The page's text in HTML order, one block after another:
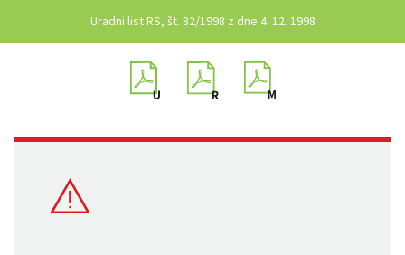
Uradni list RS, št. 82/1998 z dne 4. 12. 1998